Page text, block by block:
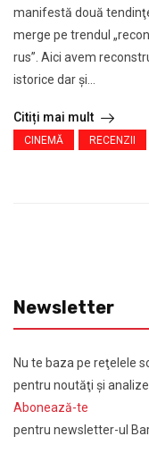
manifestă două
merge pe trendul
rus”. Aici avem
istorice dar şi...
Citiți mai mult
CINEMĂ RECENZII
Newsletter
Nu te baza pe reţelele
pentru noutăţi şi
Abonează-te
pentru newsletter-ul